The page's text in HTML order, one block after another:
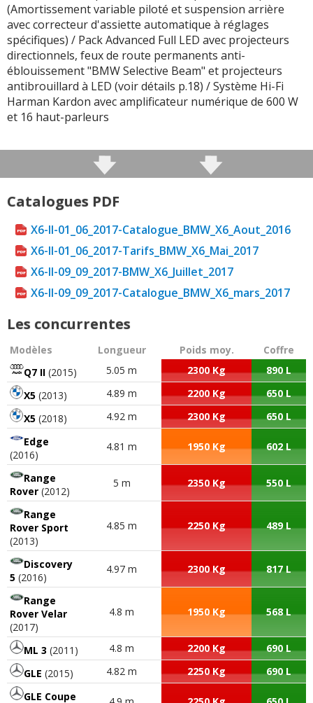
(Amortissement variable piloté et suspension arrière
avec correcteur d'assiette automatique à réglages
spécifiques) / Pack Advanced Full LED avec projecteurs
directionnels, feux de route permanents anti-
éblouissement "BMW Selective Beam" et projecteurs
antibrouillard à LED (voir détails p.18) / Système Hi-Fi
Harman Kardon avec amplificateur numérique de 600 W
et 16 haut-parleurs
Catalogues PDF
X6-II-01_06_2017-Catalogue_BMW_X6_Aout_2016
X6-II-01_06_2017-Tarifs_BMW_X6_Mai_2017
X6-II-09_09_2017-BMW_X6_Juillet_2017
X6-II-09_09_2017-Catalogue_BMW_X6_mars_2017
Les concurrentes
Modèles Longueur Poids moy.
Coffre
Q7 II (2015) 5.05 m 2300 Kg
890 L
X5 (2013) 4.89 m 2200 Kg
650 L
X5 (2018) 4.92 m 2300 Kg
650 L
Edge
(2016)
4.81 m 1950 Kg 602 L
Range
Rover (2012)
5 m 2350 Kg 550 L
Range
Rover Sport
(2013)
4.85 m 2250 Kg 489 L
Discovery
5 (2016)
4.97 m 2300 Kg 817 L
Range
Rover Velar
(2017)
4.8 m 1950 Kg 568 L
ML 3 (2011) 4.8 m 2200 Kg
690 L
GLE (2015) 4.82 m 2250 Kg
690 L
GLE Coupe